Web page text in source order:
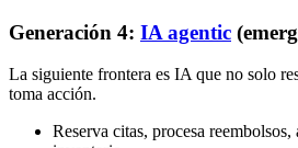
Generación 4: IA agentic
La siguiente frontera es IA que no solo
toma acción.
Reserva citas, procesa